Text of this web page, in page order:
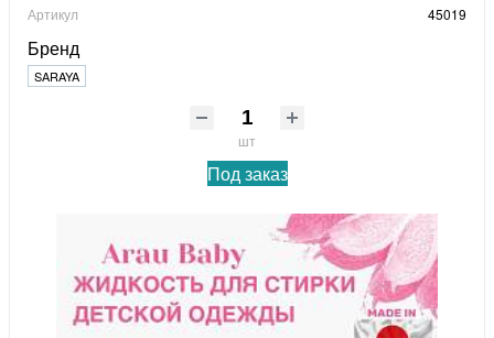
Артикул 45019
Бренд
SARAYA
шт
Под заказ